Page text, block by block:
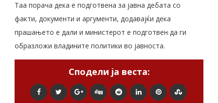
Таа порача дека е подготвена за јавна дебата со
факти, документи и аргументи, додавајќи дека
прашањето е дали и министерот е подготвен да ги
образложи владините политики во јавноста.
Сподели ја веста: